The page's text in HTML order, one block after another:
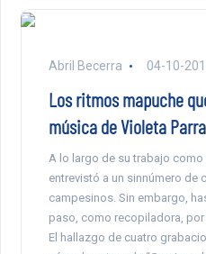
Abril Becerra 04-10-
Los ritmos mapuche
música de Violeta Parra
A lo largo de su trabajo como
entrevistó a un sinnúmero de
campesinos. Sin embargo,
paso, como recopiladora,
El hallazgo de cuatro